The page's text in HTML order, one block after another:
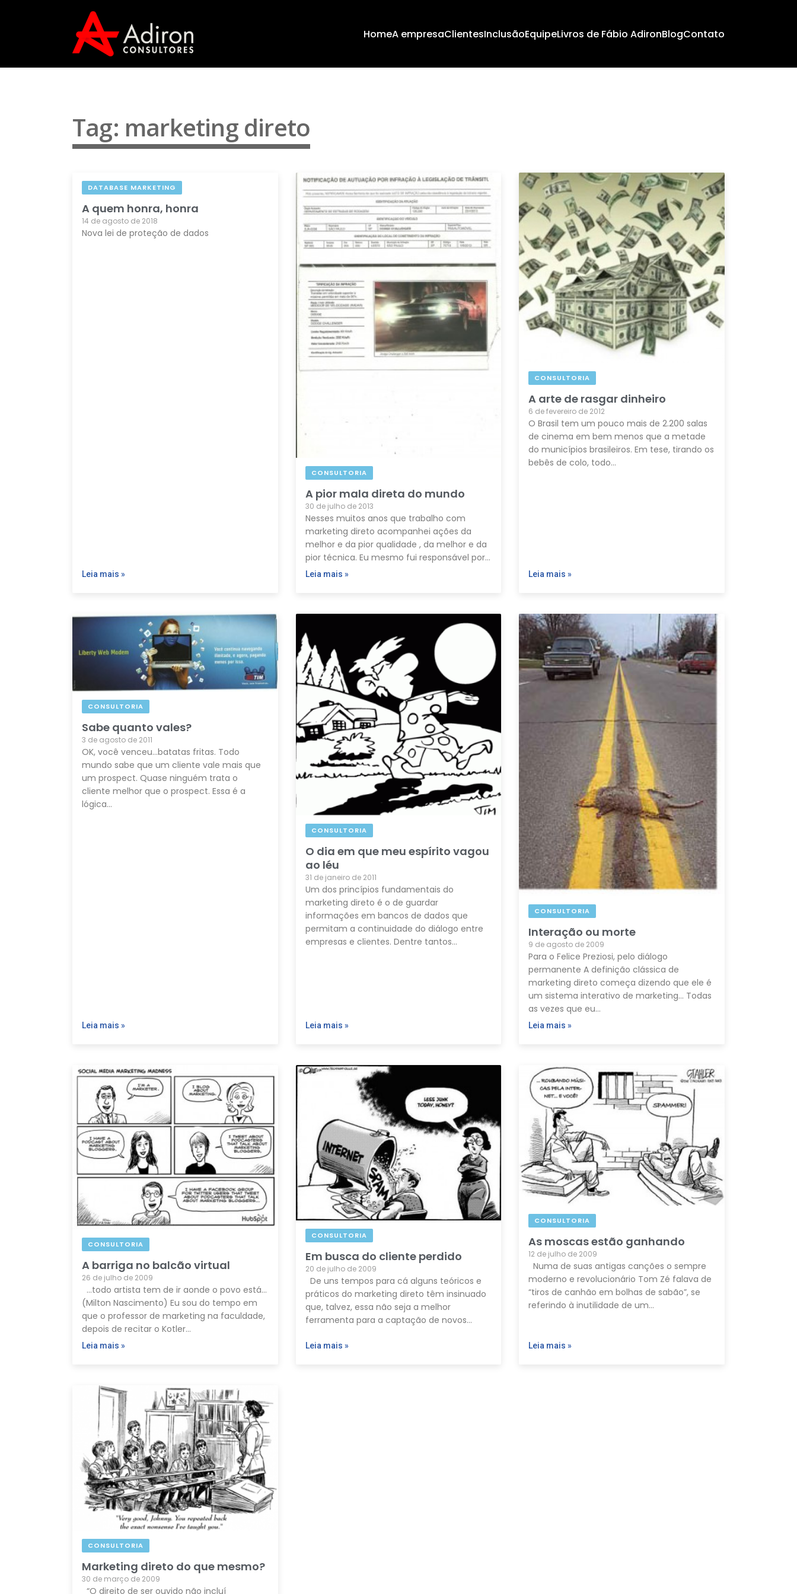
HomeA empresaClientesInclusãoEquipeLivros de Fábio AdironBlogContato
Tag: marketing direto
DATABASE MARKETING
A quem honra, honra
14 de agosto de 2018
Nova lei de proteção de dados
Leia mais »
CONSULTORIA
A pior mala direta do mundo
30 de julho de 2013
Nesses muitos anos que trabalho com
marketing direto acompanhei ações da
melhor e da pior qualidade , da melhor e da
pior técnica. Eu mesmo fui responsável por…
Leia mais »
CONSULTORIA
A arte de rasgar dinheiro
6 de fevereiro de 2012
O Brasil tem um pouco mais de 2.200 salas
de cinema em bem menos que a metade
do municípios brasileiros. Em tese, tirando os
bebês de colo, todo…
Leia mais »
CONSULTORIA
Sabe quanto vales?
3 de agosto de 2011
OK, você venceu…batatas fritas. Todo
mundo sabe que um cliente vale mais que
um prospect. Quase ninguém trata o
cliente melhor que o prospect. Essa é a
lógica…
Leia mais »
CONSULTORIA
O dia em que meu espírito vagou
ao léu
31 de janeiro de 2011
Um dos princípios fundamentais do
marketing direto é o de guardar
informações em bancos de dados que
permitam a continuidade do diálogo entre
empresas e clientes. Dentre tantos…
Leia mais »
CONSULTORIA
Interação ou morte
9 de agosto de 2009
Para o Felice Preziosi, pelo diálogo
permanente A definição clássica de
marketing direto começa dizendo que ele é
um sistema interativo de marketing… Todas
as vezes que eu…
Leia mais »
CONSULTORIA
A barriga no balcão virtual
26 de julho de 2009
…todo artista tem de ir aonde o povo está…
(Milton Nascimento) Eu sou do tempo em
que o professor de marketing na faculdade,
depois de recitar o Kotler…
Leia mais »
CONSULTORIA
Em busca do cliente perdido
20 de julho de 2009
De uns tempos para cá alguns teóricos e
práticos do marketing direto têm insinuado
que, talvez, essa não seja a melhor
ferramenta para a captação de novos…
Leia mais »
CONSULTORIA
As moscas estão ganhando
12 de julho de 2009
Numa de suas antigas canções o sempre
moderno e revolucionário Tom Zé falava de
“tiros de canhão em bolhas de sabão”, se
referindo à inutilidade de um…
Leia mais »
CONSULTORIA
Marketing direto do que mesmo?
30 de março de 2009
“O direito de ser ouvido não incluí